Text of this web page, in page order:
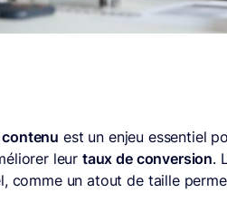
est un enjeu essentiel
leur taux de conversion.
comme un atout de taille